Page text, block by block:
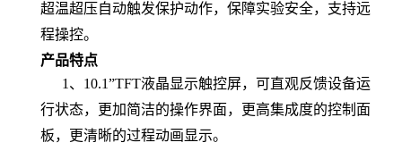
超温超压自动触发保护动作，保障实验安全，支持远
程操控。
产品特点
1、10.1”TFT液晶显示触控屏，可直观反馈设备运
行状态，更加简洁的操作界面，更高集成度的控制面
板，更清晰的过程动画显示。